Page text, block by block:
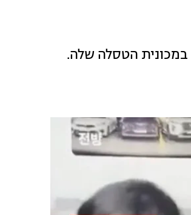
במכונית הטסלה שלה.